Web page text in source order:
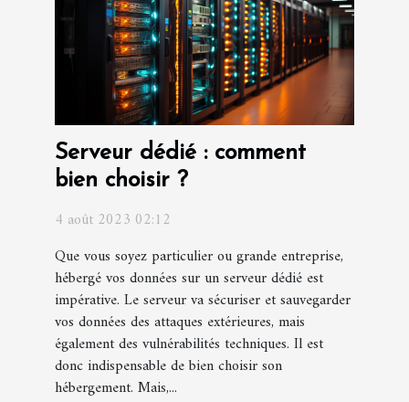
Serveur dédié : comment
bien choisir ?
4 août 2023 02:12
Que vous soyez particulier ou grande entreprise,
hébergé vos données sur un serveur dédié est
impérative. Le serveur va sécuriser et sauvegarder
vos données des attaques extérieures, mais
également des vulnérabilités techniques. Il est
donc indispensable de bien choisir son
hébergement. Mais,...